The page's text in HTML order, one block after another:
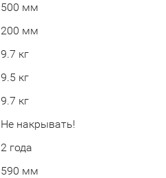
500 мм
200 мм
9.7 кг
9.5 кг
9.7 кг
Не накрывать!
2 года
590 мм